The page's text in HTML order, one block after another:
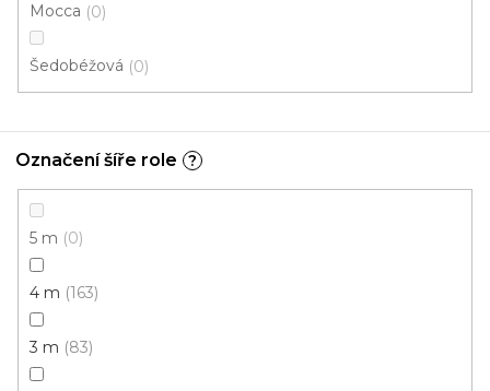
Mocca 0
Šedobéžová 0
Označení šíře role ?
5 m 0
4 m 163
3 m 83